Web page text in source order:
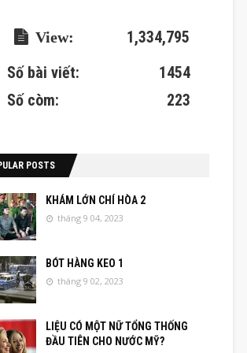
1,334,795
Số bài viết:
1454
Số còm:
223
POSTS
KHÁM LỚN CHÍ HÒA 2
tháng 9 04, 2023
BÓT HÀNG KEO 1
tháng 9 02, 2023
LIỆU CÓ MỘT NỮ TỔNG THỐNG
ĐẦU TIÊN CHO NƯỚC MỸ?